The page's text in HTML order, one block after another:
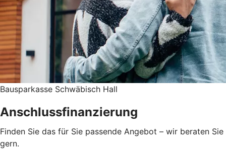
Bausparkasse Schwäbisch Hall
Anschlussfinanzierung
Finden Sie das für Sie passende Angebot – wir beraten Sie
gern.